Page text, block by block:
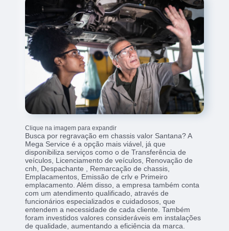
Clique na imagem para expandir
Busca por regravação em chassis valor Santana? A
Mega Service é a opção mais viável, já que
disponibiliza serviços como o de Transferência de
veículos, Licenciamento de veículos, Renovação de
cnh, Despachante , Remarcação de chassis,
Emplacamentos, Emissão de crlv e Primeiro
emplacamento. Além disso, a empresa também conta
com um atendimento qualificado, através de
funcionários especializados e cuidadosos, que
entendem a necessidade de cada cliente. Também
foram investidos valores consideráveis em instalações
de qualidade, aumentando a eficiência da marca.